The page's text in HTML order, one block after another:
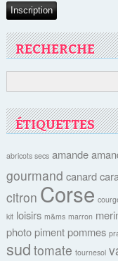
RECHERCHE
ÉTIQUETTES
abricots secs amande
gourmand canard
citron Corse
kit loisirs m&ms marron
photo piment pommes
sud tomate tournesol